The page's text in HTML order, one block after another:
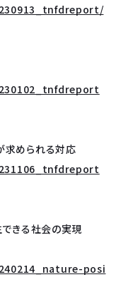
求められる対応
できる社会の実現
posi